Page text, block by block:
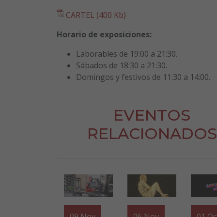
CARTEL (400 Kb)
Horario de exposiciones:
Laborables de 19:00 a 21:30.
Sábados de 18:30 a 21:30.
Domingos y festivos de 11:30 a 14:00.
EVENTOS
RELACIONADOS